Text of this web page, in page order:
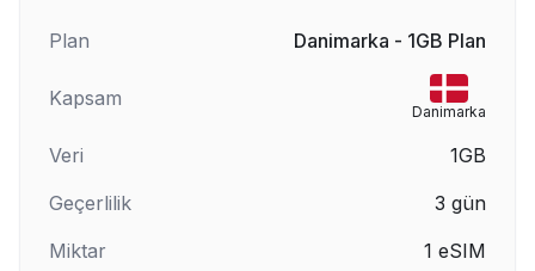
Plan Danimarka - 1GB Plan
Kapsam
Danimarka
Veri
1GB
Geçerlilik
3 gün
Miktar
1 eSIM